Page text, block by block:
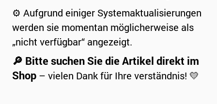
⚙️ Aufgrund einiger Systemaktualisierungen
werden sie momentan möglicherweise als
„nicht verfügbar“ angezeigt.
🔎 Bitte suchen Sie die Artikel direkt im
Shop – vielen Dank für Ihre verständnis! 💛